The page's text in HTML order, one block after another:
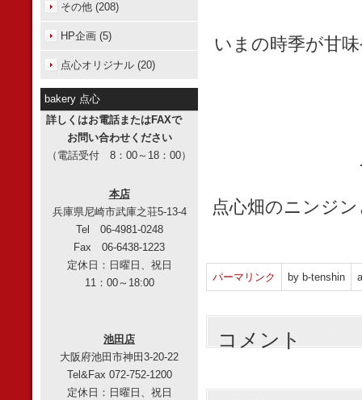
いまの時季が甘
点心畑のニンジ
パーマリンク by b-tenshin
コメント
その他 (208)
HP企画 (5)
点心オリジナル (20)
bakery 点心
詳しくはお電話またはFAXで
お問い合わせください
（電話受付 8：00～18：00）
本店
兵庫県尼崎市武庫之荘5-13-4
Tel 06-4981-0248
Fax 06-6438-1223
定休日：日曜日、祝日
11：00～18:00
池田店
大阪府池田市神田3-20-22
Tel&Fax 072-752-1200
定休日：日曜日、祝日